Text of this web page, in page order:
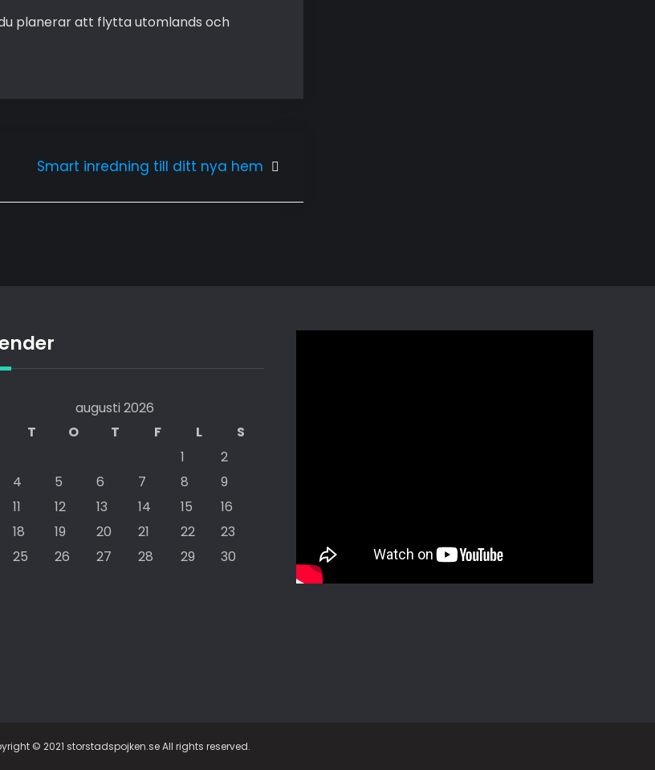
planerar att flytta utomlands och
Smart inredning till ditt nya hem
augusti 2026
T O T F L
S
1
2
4 5 6 7 8
9
11 12 13 14 15
16
18 19 20 21 22
23
25 26 27 28 29
30